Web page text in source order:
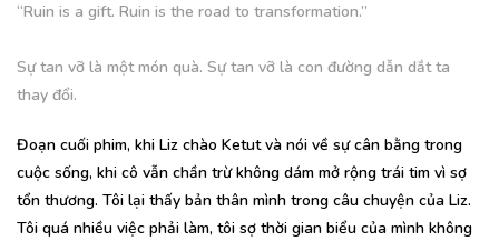
“Ruin is a gift. Ruin is the road to transformation.”
Sự tan vỡ là một món quà. Sự tan vỡ là con đường dẫn dắt ta
thay đổi.
Đoạn cuối phim, khi Liz chào Ketut và nói về sự cân bằng trong
cuộc sống, khi cô vẫn chần trừ không dám mở rộng trái tim vì sợ
tổn thương. Tôi lại thấy bản thân mình trong câu chuyện của Liz.
Tôi quá nhiều việc phải làm, tôi sợ thời gian biểu của mình không